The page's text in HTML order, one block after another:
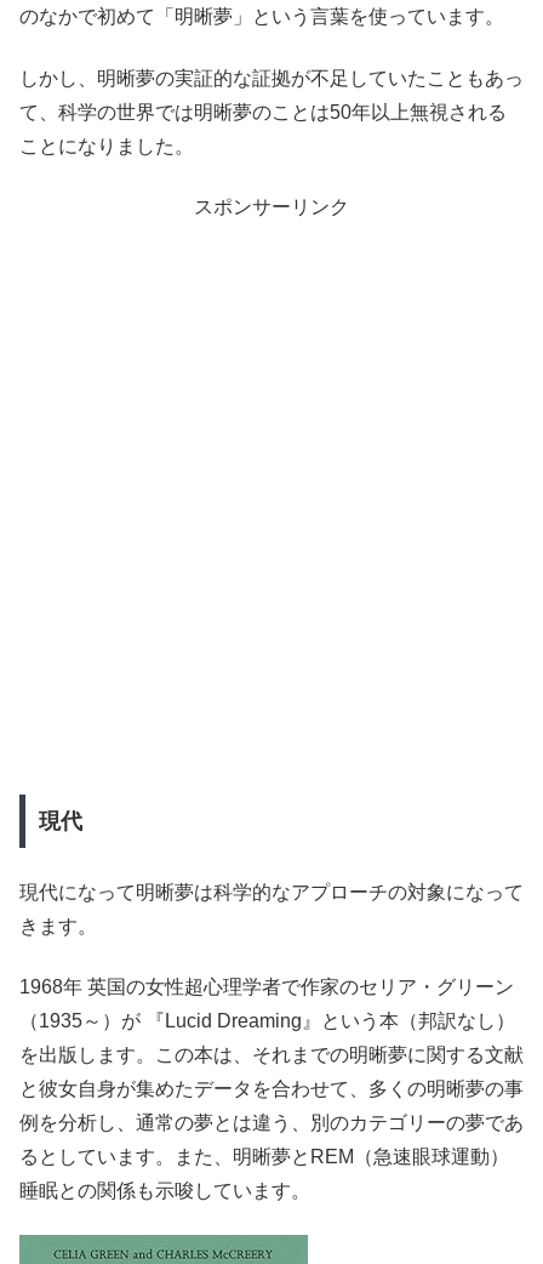
のなかで初めて「明晰夢」という言葉を使っています。
しかし、明晰夢の実証的な証拠が不足していたこともあっ
て、科学の世界では明晰夢のことは50年以上無視される
ことになりました。
スポンサーリンク
現代
現代になって明晰夢は科学的なアプローチの対象になって
きます。
1968年 英国の女性超心理学者で作家のセリア・グリーン
（1935～）が 『Lucid Dreaming』という本（邦訳なし）
を出版します。この本は、それまでの明晰夢に関する文献
と彼女自身が集めたデータを合わせて、多くの明晰夢の事
例を分析し、通常の夢とは違う、別のカテゴリーの夢であ
るとしています。また、明晰夢とREM（急速眼球運動）
睡眠との関係も示唆しています。